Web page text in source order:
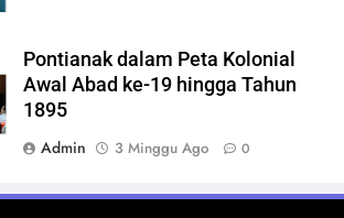
Pontianak dalam Peta Kolonial
Awal Abad ke-19 hingga Tahun
1895
Admin
3 Minggu Ago 0